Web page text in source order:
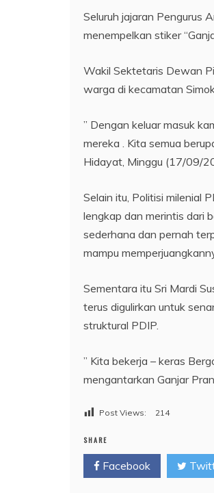
Seluruh jajaran Pengurus
menempelkan stiker
Wakil Sektetaris Dewan
warga di kecamatan
” Dengan keluar masuk
mereka . Kita semua
Hidayat, Minggu (17/09/
Selain itu, Politisi milenial
lengkap dan merintis dari
sederhana dan pernah
mampu
Sementara itu Sri Mardi
terus digulirkan untuk
struktural PDIP.
” Kita bekerja – keras
mengantarkan Ganjar
Post Views: 214
SHARE
Facebook